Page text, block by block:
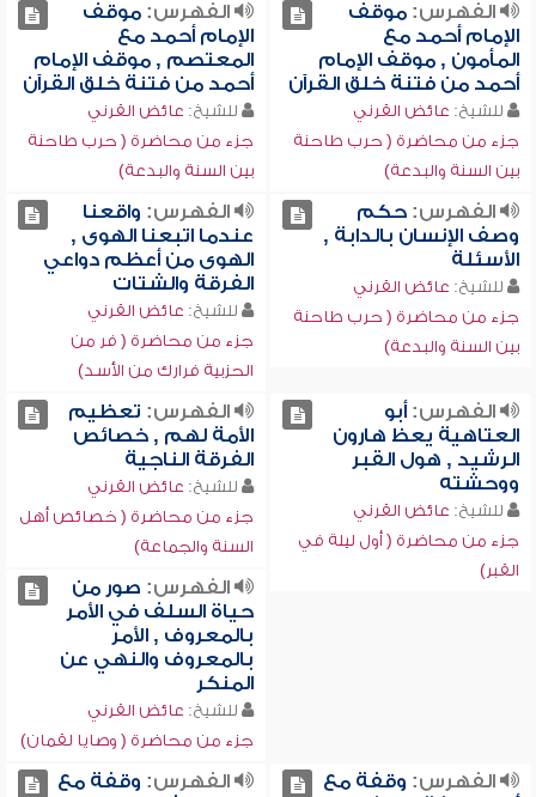
الفهرس:موقف
الإمام أحمد مع
المأمون , موقف الإمام
أحمد من فتنة خلق القرآن
للشيخ: عائض القرني
جزء من محاضرة ( حرب طاحنة
بين السنة والبدعة)
الفهرس:موقف
الإمام أحمد مع
المعتصم , موقف الإمام
أحمد من فتنة خلق القرآن
للشيخ: عائض القرني
جزء من محاضرة ( حرب طاحنة
بين السنة والبدعة)
الفهرس:حكم
وصف الإنسان بالدابة ,
الأسئلة
للشيخ: عائض القرني
جزء من محاضرة ( حرب طاحنة
بين السنة والبدعة)
الفهرس: واقعنا
عندما اتبعنا الهوى ,
الهوى من أعظم دواعي
الفرقة والشتات
للشيخ: عائض القرني
جزء من محاضرة ( فر من
الحزبية فرارك من الأسد)
الفهرس:أبو
العتاهية يعظ هارون
الرشيد , هول القبر
ووحشته
للشيخ: عائض القرني
جزء من محاضرة ( أول ليلة في
القبر)
الفهرس: تعظيم
الأمة لهم , خصائص
الفرقة الناجية
للشيخ: عائض القرني
جزء من محاضرة ( خصائص أهل
السنة والجماعة)
الفهرس: صور من
حياة السلف في الأمر
بالمعروف , الأمر
بالمعروف والنهي عن
المنكر
للشيخ: عائض القرني
جزء من محاضرة ( وصايا لقمان)
الفهرس: وقفة مع
الفهرس: وقفة مع